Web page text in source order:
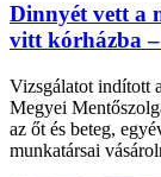
Dinnyét vett a
vitt kórházba
Vizsgálatot indított
Megyei
az őt és beteg,
munkatársai